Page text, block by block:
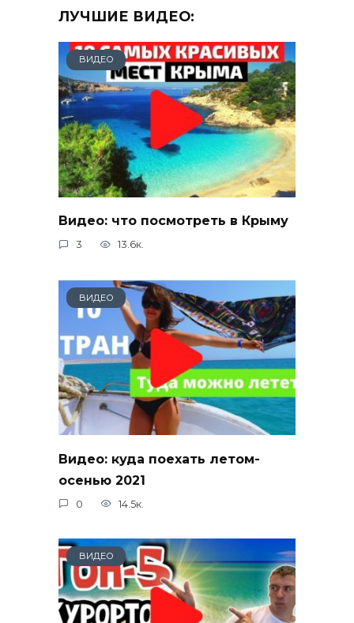
ЛУЧШИЕ ВИДЕО:
ВИДЕО
Видео: что посмотреть в Крыму
3 13.6к.
ВИДЕО
Видео: куда поехать летом-
осенью 2021
0 14.5к.
ВИДЕО